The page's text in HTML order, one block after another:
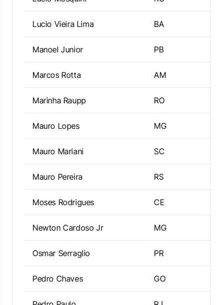
Lucio Vieira Lima BA
Manoel Junior PB
Marcos Rotta AM
Marinha Raupp RO
Mauro Lopes MG
Mauro Mariani SC
Mauro Pereira RS
Moses Rodrigues CE
Newton Cardoso Jr MG
Osmar Serraglio PR
Pedro Chaves GO